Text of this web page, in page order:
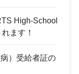
High-School
ます！
）受給者証の